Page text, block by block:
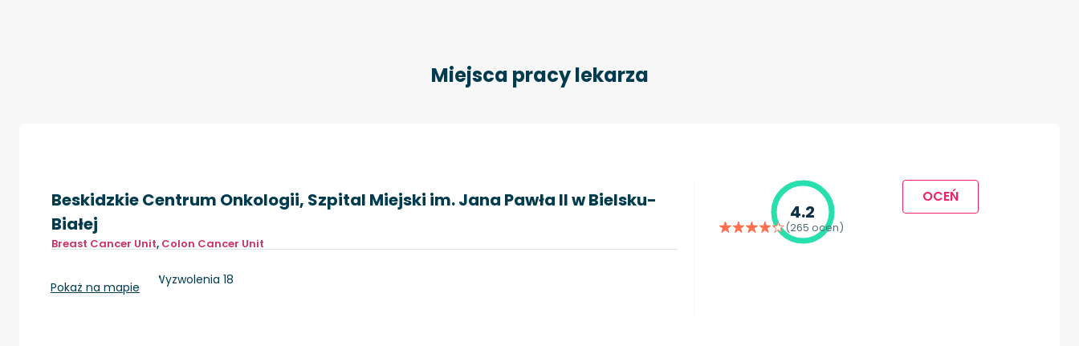
Miejsca pracy lekarza
Beskidzkie Centrum Onkologii, Szpital Miejski im. Jana Pawła II w Bielsku-
Białej
Breast Cancer Unit, Colon Cancer Unit
Bielsko-Biała, ul. Wyzwolenia 18
Pokaż na mapie
4.2
(265 ocen)
OCEŃ